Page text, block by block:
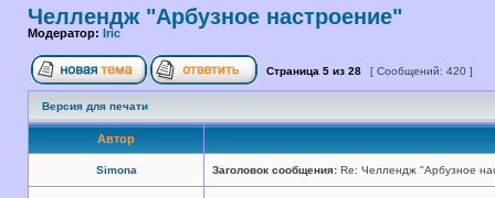
Челлендж "Арбузное настроение"
Модератор: Iric
Страница 5 из 28 [ Сообщений: 420 ]
Версия для печати
Автор
Simona Заголовок сообщения: Re: Челлендж "Арбузное